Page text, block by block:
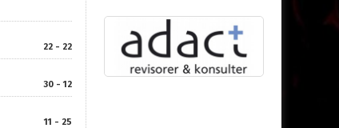
22 - 22
30 - 12
11 - 25